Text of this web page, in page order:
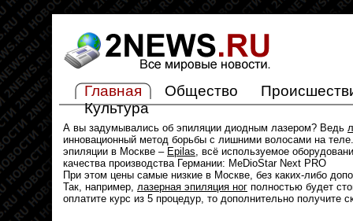
Главная Общество
Культура
А вы задумывались об эпиляции диодным лазером? Ведь
инновационный метод борьбы с лишними волосами на
эпиляции в Москве – Epilas, всё используемое
качества производства Германии: MeDioStar Next PRO
При этом цены самые низкие в Москве, без каких-либо
Так, например, лазерная эпиляция ног полностью будет
оплатите курс из 5 процедур, то дополнительно получите